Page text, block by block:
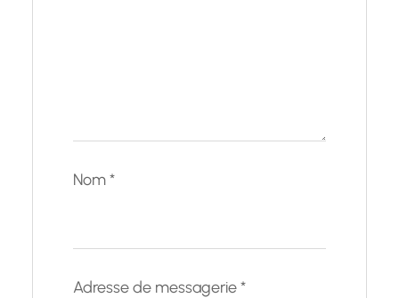
Nom*
Adresse de messagerie*